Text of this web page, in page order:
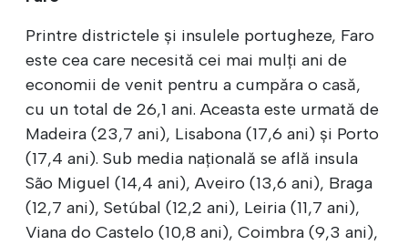
Printre districtele și insulele portugheze, Faro
este cea care necesită cei mai mulți ani de
economii de venit pentru a cumpăra o casă,
cu un total de 26,1 ani. Aceasta este urmată de
Madeira (23,7 ani), Lisabona (17,6 ani) și Porto
(17,4 ani). Sub media națională se află insula
São Miguel (14,4 ani), Aveiro (13,6 ani), Braga
(12,7 ani), Setúbal (12,2 ani), Leiria (11,7 ani),
Viana do Castelo (10,8 ani), Coimbra (9,3 ani),